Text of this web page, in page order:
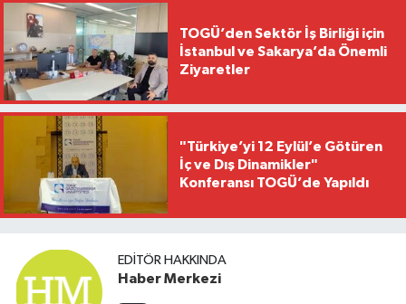
TOGÜ’den Sektör İş Birliği için
İstanbul ve Sakarya’da Önemli
Ziyaretler
"Türkiye’yi 12 Eylül’e Götüren
İç ve Dış Dinamikler"
Konferansı TOGÜ’de Yapıldı
EDITÖR HAKKINDA
Haber Merkezi